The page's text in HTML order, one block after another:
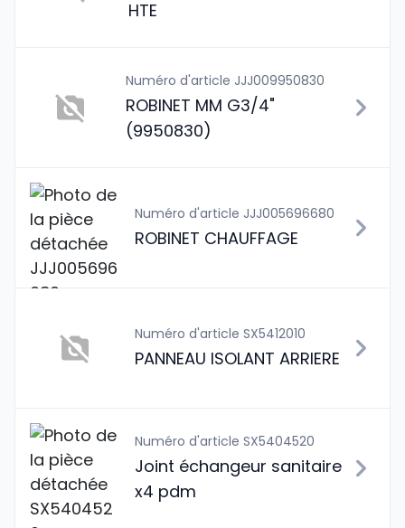
HTE
Numéro d'article JJJ009950830
ROBINET MM G3/4"
(9950830)
Numéro d'article JJJ005696680
ROBINET CHAUFFAGE
Numéro d'article SX5412010
PANNEAU ISOLANT ARRIERE
Numéro d'article SX5404520
Joint échangeur sanitaire
x4 pdm